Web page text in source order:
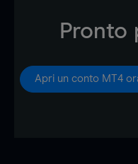
Pronto
Apri un conto MT4